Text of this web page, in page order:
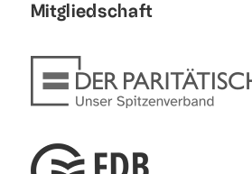
Mitgliedschaft